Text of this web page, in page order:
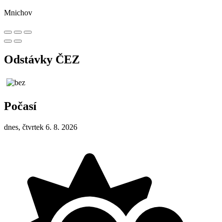
Mnichov
Odstávky ČEZ
Počasí
dnes, čtvrtek 6. 8. 2026